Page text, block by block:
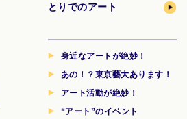
とりでのアート
身近なアートが絶妙！
あの！？東京藝大あります！
アート活動が絶妙！
“アート”のイベント